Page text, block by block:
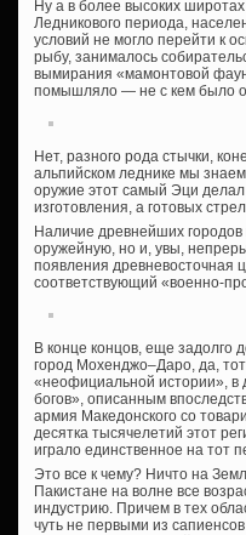
Ну а в более высоких
Ледникового периода,
условий не могло перейти к
рыбу, занималось
вымирания «мамонтовой
помышляло — не с кем было
Нет, разного рода стычки,
альпийском леднике мы
оружие этот самый Эци
изготовления, а готовых
Наличие древнейших
оружейную, но и, увы,
появления
соответствующий «военно-
В конце концов, еще задолго
город Мохенджо–Даро, да,
«неофициальной истории»,
богов», описанным
армия Македонского со
десятка тысячелетий этот
играло единственное на тот
Это все к чему? Ничто на
Пакистане на волне все
индустрию. Причем в тех
чуть не первыми из